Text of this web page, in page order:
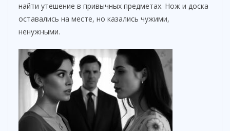
найти утешение в привычных предметах. Нож и доска
оставались на месте, но казались чужими,
ненужными.